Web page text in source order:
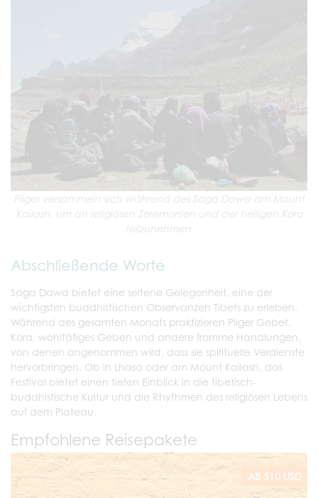
Pilger versammeln sich während des Saga Dawa am Mount
Kailash, um an religiösen Zeremonien und der heiligen Kora
teilzunehmen.
Abschließende Worte
Saga Dawa bietet eine seltene Gelegenheit, eine der
wichtigsten buddhistischen Observanzen Tibets zu erleben.
Während des gesamten Monats praktizieren Pilger Gebet,
Kora, wohltätiges Geben und andere fromme Handlungen,
von denen angenommen wird, dass sie spirituelle Verdienste
hervorbringen. Ob in Lhasa oder am Mount Kailash, das
Festival bietet einen tiefen Einblick in die tibetisch-
buddhistische Kultur und die Rhythmen des religiösen Lebens
auf dem Plateau.
Empfohlene Reisepakete
AB 510 USD